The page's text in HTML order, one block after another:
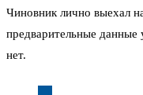
Чиновник лично выехал
предварительные
нет.